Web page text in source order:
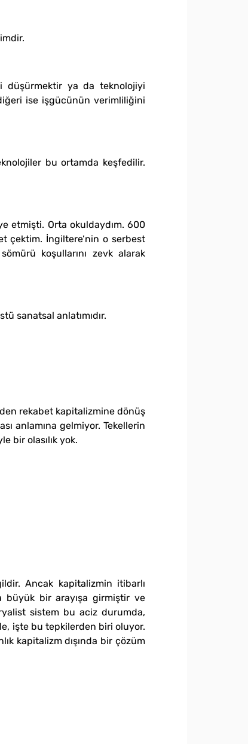
düşürmektir ya da teknolojiyi
ise işgücünün verimliliğini
bu ortamda keşfedilir.
etmişti. Orta okuldaydım. 600
çektim. İngiltere’nin o serbest
koşullarını zevk alarak
sanatsal anlatımıdır.
rekabet kapitalizmine dönüş
anlamına gelmiyor. Tekellerin
bir olasılık yok.
Ancak kapitalizmin itibarlı
büyük bir arayışa girmiştir ve
sistem bu aciz durumda,
işte bu tepkilerden biri oluyor.
kapitalizm dışında bir çözüm